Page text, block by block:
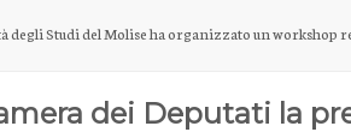
degli Studi del Molise ha organizzato un
dei Deputati la